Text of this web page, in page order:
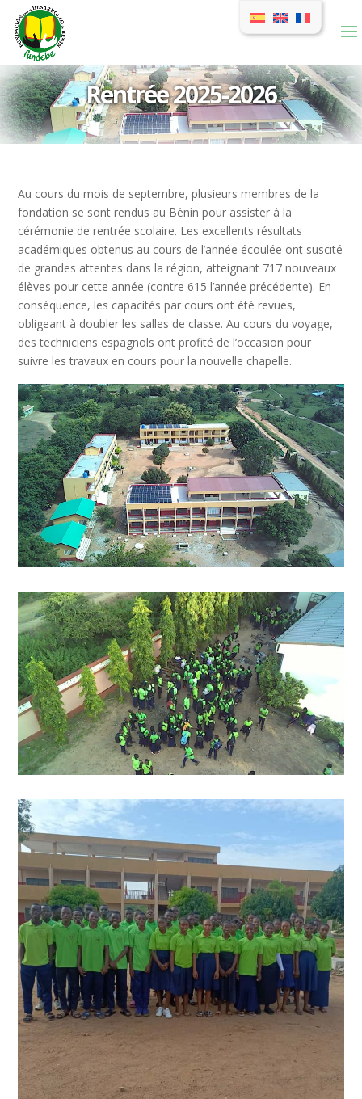
Rentrée 2025-2026
Au cours du mois de septembre, plusieurs membres de la
fondation se sont rendus au Bénin pour assister à la
cérémonie de rentrée scolaire. Les excellents résultats
académiques obtenus au cours de l’année écoulée ont suscité
de grandes attentes dans la région, atteignant 717 nouveaux
élèves pour cette année (contre 615 l’année précédente). En
conséquence, les capacités par cours ont été revues,
obligeant à doubler les salles de classe. Au cours du voyage,
des techniciens espagnols ont profité de l’occasion pour
suivre les travaux en cours pour la nouvelle chapelle.